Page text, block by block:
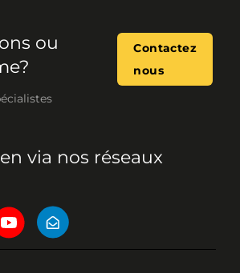
ou
Contactez
nous
via nos réseaux